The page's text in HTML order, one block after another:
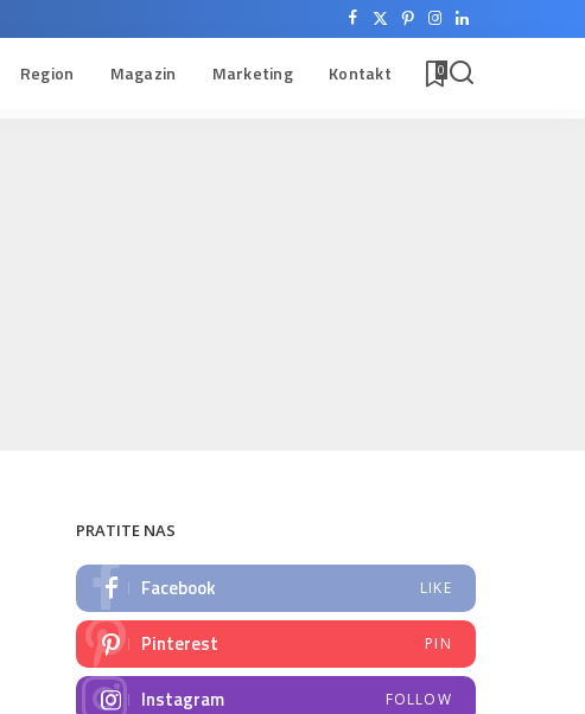
Region Magazin Marketing Kontakt 0
PRATITE NAS
Facebook LIKE
Pinterest PIN
Instagram FOLLOW